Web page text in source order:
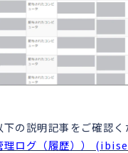
の説明記事をご確認く
理ログ（履歴））